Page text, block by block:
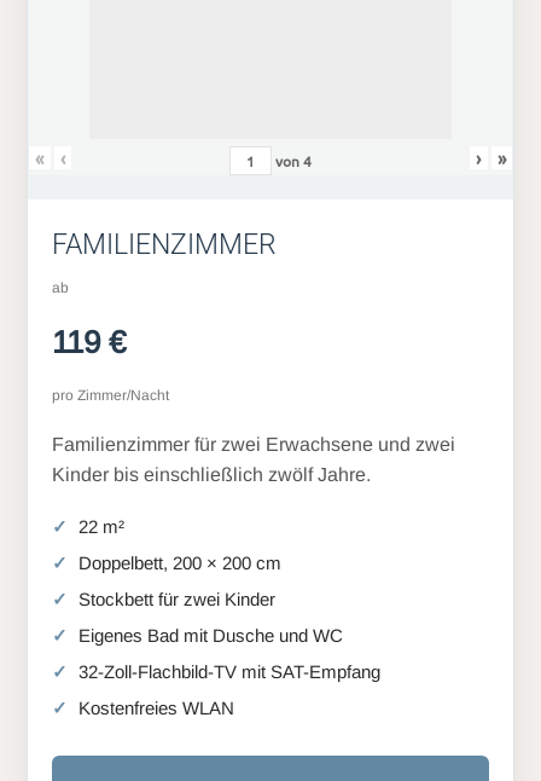
« ‹ von4 › »
FAMILIENZIMMER
ab
119 €
pro Zimmer/Nacht
Familienzimmer für zwei Erwachsene und zwei
Kinder bis einschließlich zwölf Jahre.
22 m²
Doppelbett, 200 × 200 cm
Stockbett für zwei Kinder
Eigenes Bad mit Dusche und WC
32-Zoll-Flachbild-TV mit SAT-Empfang
Kostenfreies WLAN